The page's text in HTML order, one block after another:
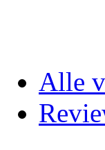
Alle